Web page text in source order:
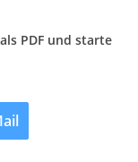
PDF und starte